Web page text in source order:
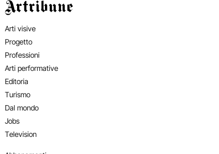
Artribune
Arti visive
Progetto
Professioni
Arti performative
Editoria
Turismo
Dal mondo
Jobs
Television